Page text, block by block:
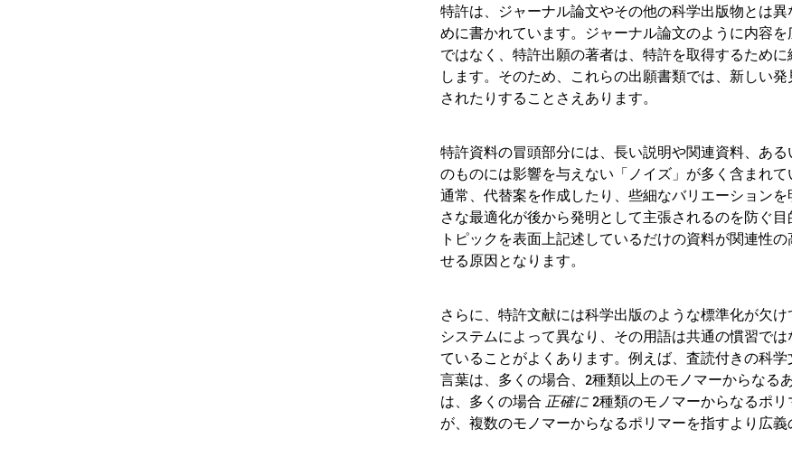
特許は、ジャーナル論文やその他の科学出版物とは
めに書かれています。ジャーナル論文のように内容
ではなく、特許出願の著者は、特許を取得するため
します。そのため、これらの出願書類では、新しい
されたりすることさえあります。
特許資料の冒頭部分には、長い説明や関連資料、あ
のものには影響を与えない「ノイズ」が多く含まれ
通常、代替案を作成したり、些細なバリエーション
さな最適化が後から発明として主張されるのを防ぐ
トピックを表面上記述しているだけの資料が関連性
せる原因となります。
さらに、特許文献には科学出版のような標準化が欠
システムによって異なり、その用語は共通の慣習で
ていることがよくあります。例えば、査読付きの科
言葉は、多くの場合、2種類以上のモノマーからなる
は、多くの場合 正確に2種類のモノマーからなるポ
が、複数のモノマーからなるポリマーを指すより広義